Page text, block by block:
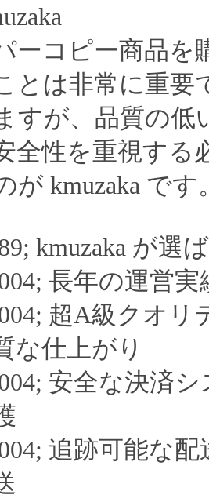
ーコピー商品を
とは非常に重要
すが、品質の低
全性を重視する
が kmuzaka です
kmuzaka が選
長年の運営
超A級クオリ
な仕上がり
安全な決済
追跡可能な